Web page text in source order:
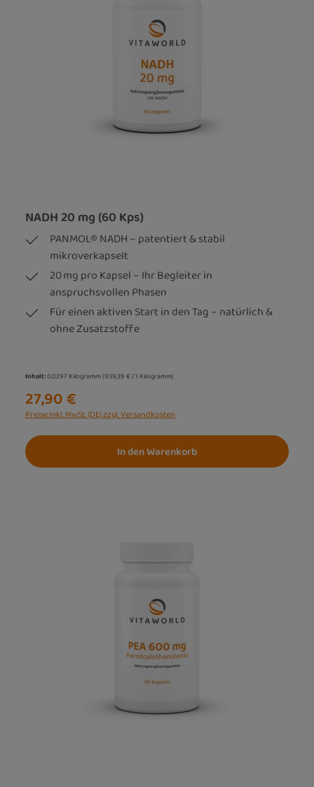
NADH 20 mg (60 Kps)
PANMOL® NADH – patentiert & stabil
mikroverkapselt
20 mg pro Kapsel – Ihr Begleiter in
anspruchsvollen Phasen
Für einen aktiven Start in den Tag – natürlich &
ohne Zusatzstoffe
Inhalt:0.0297 Kilogramm(939,39 € / 1 Kilogramm)
27,90 €
Preise inkl. MwSt. (DE) zzgl. Versandkosten
In den Warenkorb